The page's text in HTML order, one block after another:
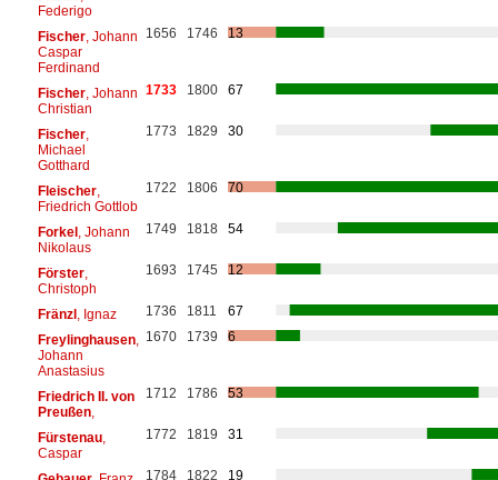
Federigo
Fischer, Johann
Caspar
Ferdinand
1656 1746 13
Fischer, Johann
Christian
1733 1800 67
Fischer,
Michael
Gotthard
1773 1829 30
Fleischer,
Friedrich Gottlob
1722 1806 70
Forkel, Johann
Nikolaus
1749 1818 54
Förster,
Christoph
1693 1745 12
Fränzl, Ignaz 1736 1811
67
Freylinghausen,
Johann
Anastasius
1670 1739 6
Friedrich II. von
Preußen,
1712 1786 53
Fürstenau,
Caspar
1772 1819 31
1784 1822 19